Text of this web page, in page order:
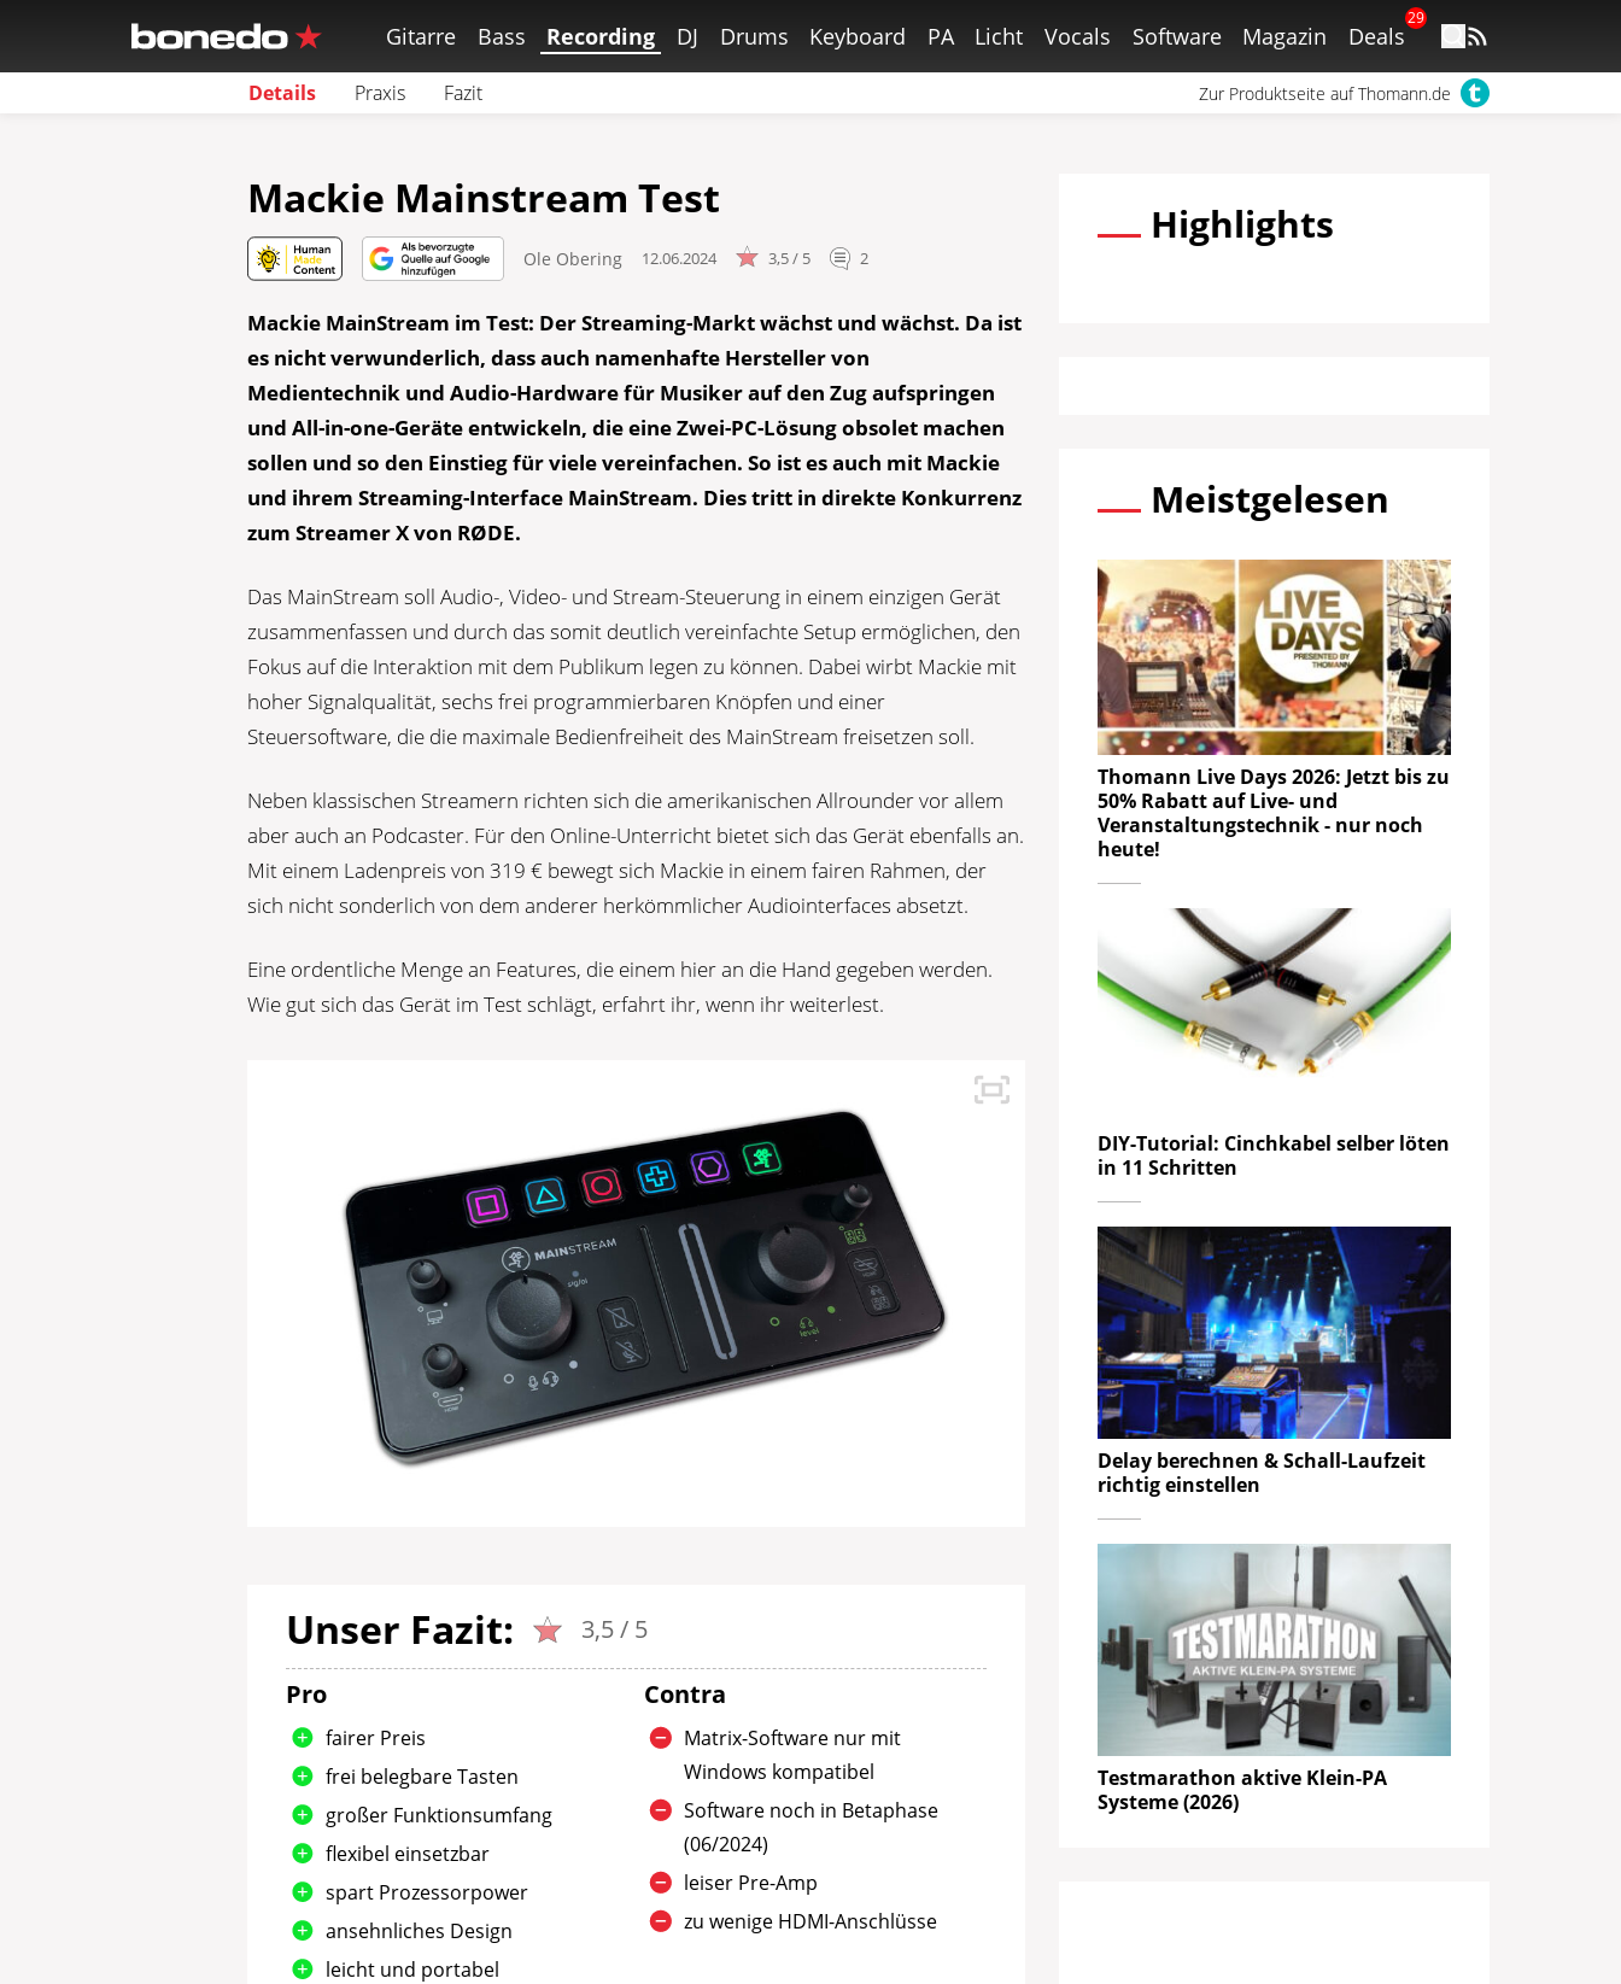
Gitarre Bass Recording DJ Drums Keyboard PA Licht Vocals Software Magazin Deals
29
Details Praxis Fazit Zur Produktseite auf Thomann.de
Mackie Mainstream Test
Ole Obering 12.06.2024 3,5 / 5 2
Mackie MainStream im Test: Der Streaming-Markt wächst und wächst. Da ist
es nicht verwunderlich, dass auch namenhafte Hersteller von
Medientechnik und Audio-Hardware für Musiker auf den Zug aufspringen
und All-in-one-Geräte entwickeln, die eine Zwei-PC-Lösung obsolet machen
sollen und so den Einstieg für viele vereinfachen. So ist es auch mit Mackie
und ihrem Streaming-Interface MainStream. Dies tritt in direkte Konkurrenz
zum Streamer X von RØDE.
Das MainStream soll Audio-, Video- und Stream-Steuerung in einem einzigen Gerät
zusammenfassen und durch das somit deutlich vereinfachte Setup ermöglichen, den
Fokus auf die Interaktion mit dem Publikum legen zu können. Dabei wirbt Mackie mit
hoher Signalqualität, sechs frei programmierbaren Knöpfen und einer
Steuersoftware, die die maximale Bedienfreiheit des MainStream freisetzen soll.
Neben klassischen Streamern richten sich die amerikanischen Allrounder vor allem
aber auch an Podcaster. Für den Online-Unterricht bietet sich das Gerät ebenfalls an.
Mit einem Ladenpreis von 319 € bewegt sich Mackie in einem fairen Rahmen, der
sich nicht sonderlich von dem anderer herkömmlicher Audiointerfaces absetzt.
Eine ordentliche Menge an Features, die einem hier an die Hand gegeben werden.
Wie gut sich das Gerät im Test schlägt, erfahrt ihr, wenn ihr weiterlest.
Unser Fazit:
3,5 / 5
Pro
fairer Preis
frei belegbare Tasten
großer Funktionsumfang
flexibel einsetzbar
spart Prozessorpower
ansehnliches Design
leicht und portabel
Contra
Matrix-Software nur mit
Windows kompatibel
Software noch in Betaphase
(06/2024)
leiser Pre-Amp
zu wenige HDMI-Anschlüsse
Highlights
Meistgelesen
Thomann Live Days 2026: Jetzt bis zu
50% Rabatt auf Live- und
Veranstaltungstechnik - nur noch
heute!
DIY-Tutorial: Cinchkabel selber löten
in 11 Schritten
Delay berechnen & Schall-Laufzeit
richtig einstellen
Testmarathon aktive Klein-PA
Systeme (2026)